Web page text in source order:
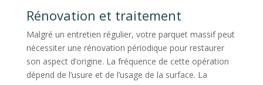
Rénovation et traitement
Malgré un entretien régulier, votre parquet massif peut
nécessiter une rénovation périodique pour restaurer
son aspect d’origine. La fréquence de cette opération
dépend de l’usure et de l’usage de la surface. La